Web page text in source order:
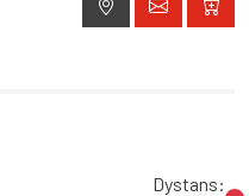
Dystans: